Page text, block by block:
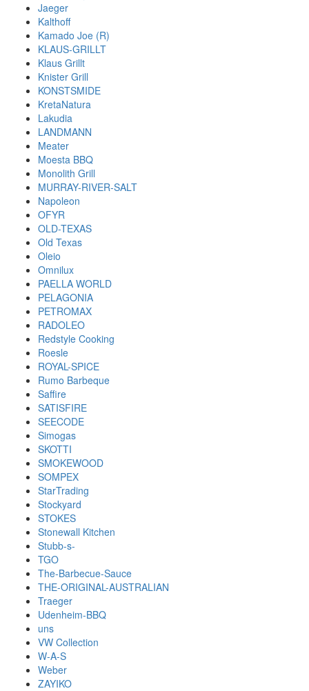
Jaeger
Kalthoff
Kamado Joe (R)
KLAUS-GRILLT
Klaus Grillt
Knister Grill
KONSTSMIDE
KretaNatura
Lakudia
LANDMANN
Meater
Moesta BBQ
Monolith Grill
MURRAY-RIVER-SALT
Napoleon
OFYR
OLD-TEXAS
Old Texas
Oleio
Omnilux
PAELLA WORLD
PELAGONIA
PETROMAX
RADOLEO
Redstyle Cooking
Roesle
ROYAL-SPICE
Rumo Barbeque
Saffire
SATISFIRE
SEECODE
Simogas
SKOTTI
SMOKEWOOD
SOMPEX
StarTrading
Stockyard
STOKES
Stonewall Kitchen
Stubb-s-
TGO
The-Barbecue-Sauce
THE-ORIGINAL-AUSTRALIAN
Traeger
Udenheim-BBQ
uns
VW Collection
W-A-S
Weber
ZAYIKO